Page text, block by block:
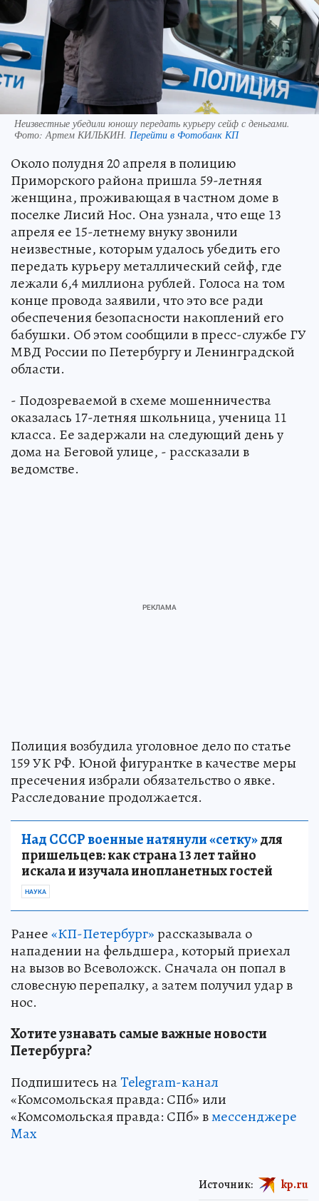
Неизвестные убедили юношу передать курьеру сейф с деньгами.
Фото:Артем КИЛЬКИН. Перейти в Фотобанк КП
Около полудня 20 апреля в полицию
Приморского района пришла 59-летняя
женщина, проживающая в частном доме в
поселке Лисий Нос. Она узнала, что еще 13
апреля ее 15-летнему внуку звонили
неизвестные, которым удалось убедить его
передать курьеру металлический сейф, где
лежали 6,4 миллиона рублей. Голоса на том
конце провода заявили, что это все ради
обеспечения безопасности накоплений его
бабушки. Об этом сообщили в пресс-службе ГУ
МВД России по Петербургу и Ленинградской
области.
- Подозреваемой в схеме мошенничества
оказалась 17-летняя школьница, ученица 11
класса. Ее задержали на следующий день у
дома на Беговой улице, - рассказали в
ведомстве.
Полиция возбудила уголовное дело по статье
159 УК РФ. Юной фигурантке в качестве меры
пресечения избрали обязательство о явке.
Расследование продолжается.
Над СССР военные натянули «сетку»для
пришельцев: как страна 13 лет тайно
искала и изучала инопланетных гостей
НАУКА
Ранее«КП-Петербург»рассказывала о
нападении на фельдшера, который приехал
на вызов во Всеволожск. Сначала он попал в
словесную перепалку, а затем получил удар в
нос.
Хотите узнавать самые важные новости
Петербурга?
Подпишитесь наTelegram-канал
«Комсомольская правда: СПб» или
«Комсомольская правда: СПб» вмессенджере
Max
Источник: kp.ru